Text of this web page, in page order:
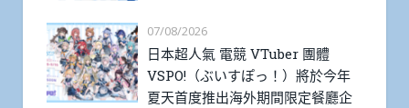
07/08/2026
日本超人氣 電競 VTuber 團體
VSPO!（ぶいすぽっ！）將於今年
夏天首度推出海外期間限定餐廳企